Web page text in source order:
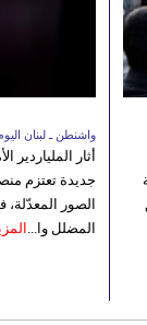
واشنطن ـ لبنان
أثار
جديدة تعتزم
الصور
المضلل وا...